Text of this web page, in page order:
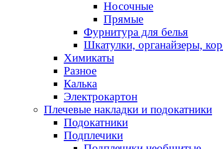
Носочные
Прямые
Фурнитура для белья
Шкатулки, органайзеры,
Химикаты
Разное
Калька
Электрокартон
Плечевые накладки и подокатники
Подокатники
Подплечики